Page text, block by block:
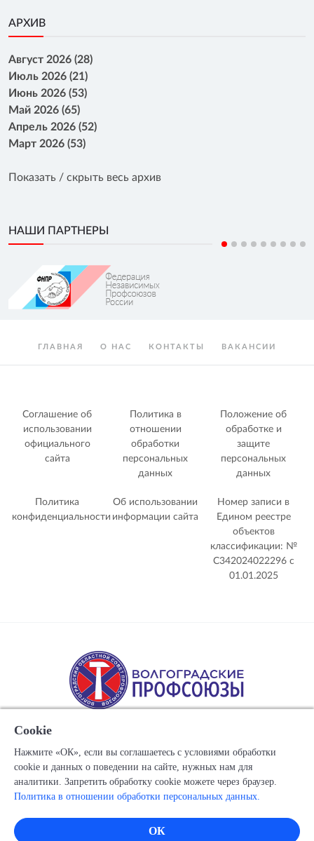
АРХИВ
Август 2026 (28)
Июль 2026 (21)
Июнь 2026 (53)
Май 2026 (65)
Апрель 2026 (52)
Март 2026 (53)
Показать / скрыть весь архив
НАШИ ПАРТНЕРЫ
ГЛАВНАЯ О НАС КОНТАКТЫ ВАКАНСИИ
Соглашение об
использовании
официального
сайта
Политика в
отношении
обработки
персональных
данных
Положение об
обработке и
защите
персональных
данных
Политика
конфиденциальности
Об использовании
информации сайта
Номер записи в
Едином реестре
объектов
классификации: №
С342024022296 c
01.01.2025
Copyright © 1917-2025 Союз организаций профсоюзов
"Волгоградский областной Совет профессиональных
Все права защищены.
Cookie
Нажмите «ОК», если вы соглашаетесь с условиями обработки
cookie и данных о поведении на сайте, нужных нам для
аналитики. Запретить обработку cookie можете через браузер.
Политика в отношении обработки персональных данных.
ОК